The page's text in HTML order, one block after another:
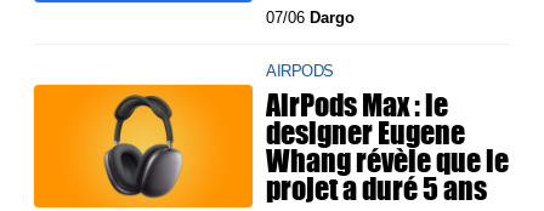
07/06Dargo
AIRPODS
AirPods Max : le
designer Eugene
Whang révèle que le
projet a duré 5 ans